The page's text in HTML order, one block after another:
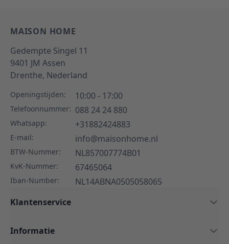
MAISON HOME
Gedempte Singel 11
9401 JM Assen
Drenthe, Nederland
Openingstijden: 10:00 - 17:00
Telefoonnummer: 088 24 24 880
Whatsapp: +31882424883
E-mail: info@maisonhome.nl
BTW-Nummer: NL857007774B01
KvK-Nummer: 67465064
Iban-Number:
NL14ABNA0505058065
Klantenservice
Informatie